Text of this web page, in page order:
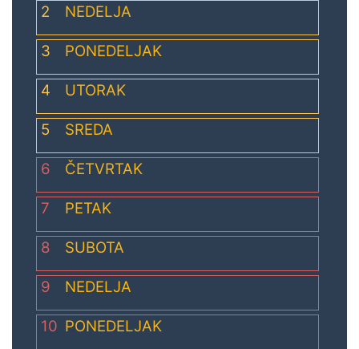
2 NEDELJA
3 PONEDELJAK
4 UTORAK
5 SREDA
6 ČETVRTAK
7 PETAK
8 SUBOTA
9 NEDELJA
10 PONEDELJAK